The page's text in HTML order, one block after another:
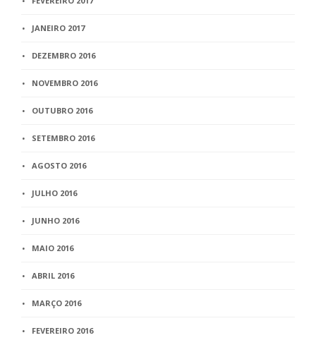
JANEIRO 2017
DEZEMBRO 2016
NOVEMBRO 2016
OUTUBRO 2016
SETEMBRO 2016
AGOSTO 2016
JULHO 2016
JUNHO 2016
MAIO 2016
ABRIL 2016
MARÇO 2016
FEVEREIRO 2016